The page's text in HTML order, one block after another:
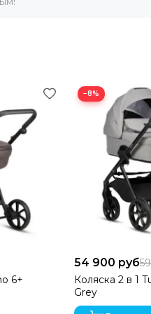
способствуют
дизайн купола,
неровных дорогах, что
воздуха и помогают
6+
−8%
54 900 руб
Коляска 2 в 1
Grey